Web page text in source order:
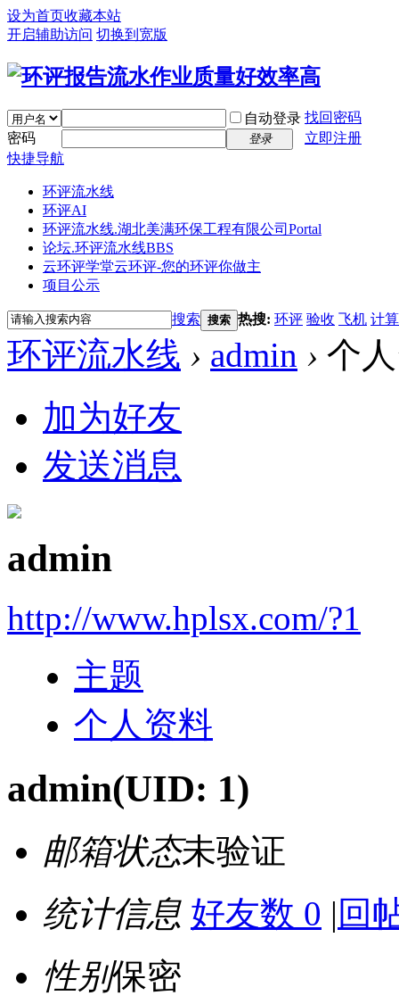
设为首页收藏本站
开启辅助访问 切换到宽版
自动登录 找回密码
密码
登录
立即注册
快捷导航
环评流水线
环评AI
环评流水线.湖北美满环保工程有限公司 Portal
论坛.环评流水线BBS
云环评学堂云环评-您的环评你做主
项目公示
搜索 搜索 热搜: 环评 验收 飞机 计算
环评流水线 › admin › 个
加为好友
发送消息
admin
http://www.hplsx.com/?1
主题
个人资料
admin(UID: 1)
邮箱状态未验证
统计信息 好友数 0 | 回
性别保密